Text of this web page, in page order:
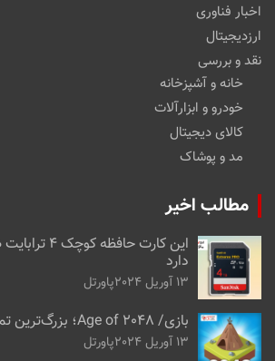
اخبار فناوری
ارزدیجیتال
نقد و بررسی
خانه و آشپزخانه
خودرو و ابزارآلات
کالای دیجیتال
مد و پوشاک
مطالب اخیر
این کارت
دارد
13 آوریل 2024 پاورتل
بازی/ Age of 2048؛ بزرگ‌ترین تمدن جهان را بسازید
13 آوریل 2024 پاورتل